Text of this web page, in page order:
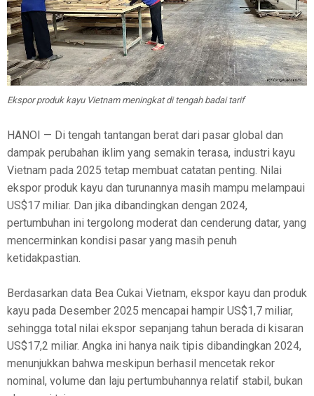
Ekspor produk kayu Vietnam meningkat di tengah badai tarif
HANOI — Di tengah tantangan berat dari pasar global dan
dampak perubahan iklim yang semakin terasa, industri kayu
Vietnam pada 2025 tetap membuat catatan penting. Nilai
ekspor produk kayu dan turunannya masih mampu melampaui
US$17 miliar. Dan jika dibandingkan dengan 2024,
pertumbuhan ini tergolong moderat dan cenderung datar, yang
mencerminkan kondisi pasar yang masih penuh
ketidakpastian.
Berdasarkan data Bea Cukai Vietnam, ekspor kayu dan produk
kayu pada Desember 2025 mencapai hampir US$1,7 miliar,
sehingga total nilai ekspor sepanjang tahun berada di kisaran
US$17,2 miliar. Angka ini hanya naik tipis dibandingkan 2024,
menunjukkan bahwa meskipun berhasil mencetak rekor
nominal, volume dan laju pertumbuhannya relatif stabil, bukan